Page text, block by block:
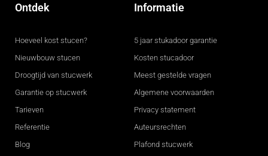
Ontdek
Hoeveel kost stucen?
Nieuwbouw stucen
Droogtijd van stucwerk
Garantie op stucwerk
Tarieven
Referentie
Blog
Informatie
5 jaar stukadoor garantie
Kosten stucadoor
Meest gestelde vragen
Algemene voorwaarden
Privacy statement
Auteursrechten
Plafond stucwerk